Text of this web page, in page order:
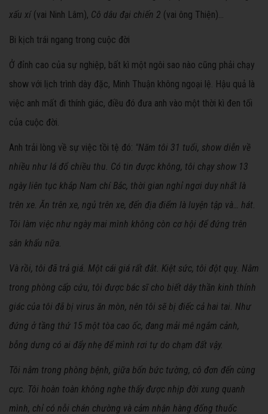
xấu xí(vai Ninh Lâm), Cô dâu đại chiến 2 (vai ông Thiện)...
Bi kịch trái ngang trong cuộc đời
Ở đỉnh cao của sự nghiệp, bất kì một ngôi sao nào cũng phải chạy
show với lịch trình dày đặc, Minh Thuận không ngoại lệ. Hậu quả là
việc anh mất đi thính giác, điều đó đưa anh vào một thời kì đen tối
của cuộc đời.
Anh trải lòng về sự việc tồi tệ đó: "Năm tôi 31 tuổi, show diễn về
nhiều như lá đổ chiều thu. Có tin được không, tôi chạy show 13
ngày liên tục khắp Nam chí Bắc, thời gian nghỉ ngơi duy nhất là
trên xe. Ăn trên xe, ngủ trên xe, đến địa điểm là luyện tập và… hát.
Tôi làm việc như ngày mai mình không còn cơ hội để đứng trên
sân khấu nữa.
Và rồi, tôi đã trả giá. Một cái giá rất đắt. Kiệt sức, tôi đột quỵ. Nằm
trong phòng cấp cứu, tôi được bác sĩ cho biết dây thần kinh thính
giác của tôi đã bị virus ăn mòn, nên tôi sẽ bị điếc cả hai tai. Như
đứng ở tầng thứ 15 một tòa cao ốc, đang mải mê ngắm cảnh,
bỗng dưng có ai đẩy nhẹ để mình rơi tự do chạm đất vậy.
Tôi nằm trong phòng bệnh, giữa bốn bức tường, cô đơn đến cùng
cực. Tôi hoàn toàn không nghe thấy được nhịp đời xung quanh
mình, chỉ có nỗi chán chường và cảm nhận hàng đống thuốc